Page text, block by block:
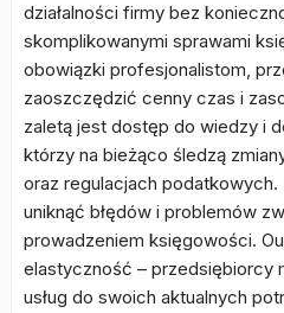
działalności firmy bez
skomplikowanymi sprawami
obowiązki profesjonalistom,
zaoszczędzić cenny czas i
zaletą jest dostęp do wiedzy i
którzy na bieżąco śledzą
oraz regulacjach
uniknąć błędów i problemów
prowadzeniem księgowości.
elastyczność – przedsiębiorcy
usług do swoich aktualnych